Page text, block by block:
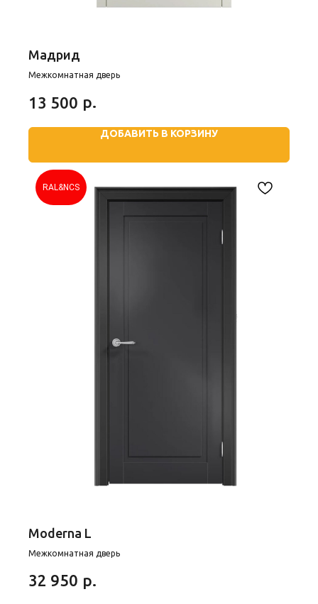
Мадрид
Межкомнатная дверь
13 500 р.
ДОБАВИТЬ В КОРЗИНУ
RAL&NCS
Moderna L
Межкомнатная дверь
32 950 р.